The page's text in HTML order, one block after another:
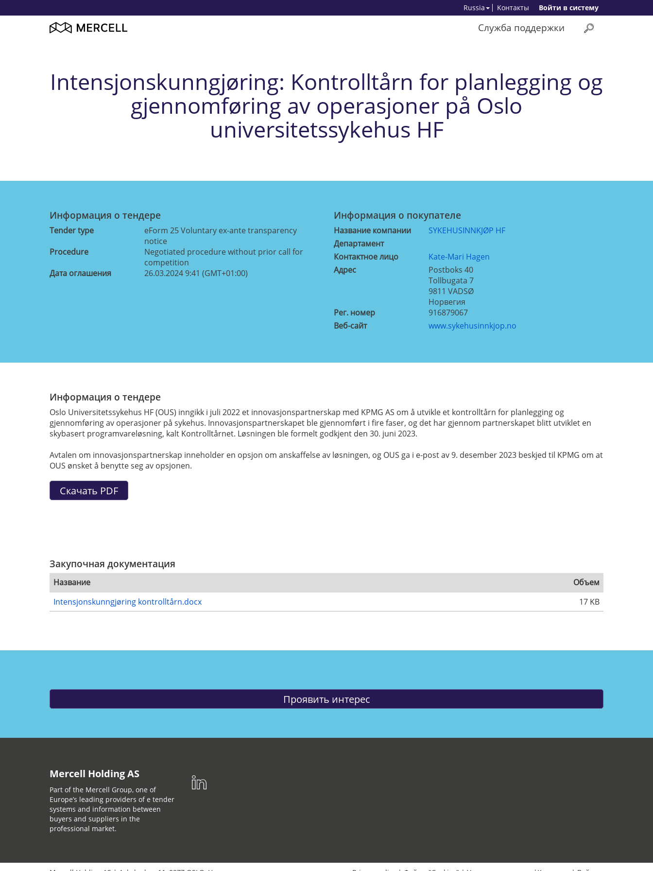
Bойти в систему
Kонтакты
Russia
Служба поддержки
Intensjonskunngjøring: Kontrolltårn for planlegging og
gjennomføring av operasjoner på Oslo
universitetssykehus HF
Информация о тендерe
Tender type
eForm 25 Voluntary ex-ante transparency
notice
Procedure
Negotiated procedure without prior call for
competition
Дата оглашения
26.03.2024 9:41 (GMT+01:00)
Информация о покупателе
Название компании
SYKEHUSINNKJØP HF
Департамент
Контактное лицо
Kate-Mari Hagen
Aдрес
Postboks 40
Tollbugata 7
9811 VADSØ
Норвегия
Рег. номер
916879067
Веб-сайт
www.sykehusinnkjop.no
Информация о тендере
Oslo Universitetssykehus HF (OUS) inngikk i juli 2022 et innovasjonspartnerskap med KPMG AS om å utvikle et kontrolltårn for planlegging og
gjennomføring av operasjoner på sykehus. Innovasjonspartnerskapet ble gjennomført i fire faser, og det har gjennom partnerskapet blitt utviklet en
skybasert programvareløsning, kalt Kontrolltårnet. Løsningen ble formelt godkjent den 30. juni 2023.
Avtalen om innovasjonspartnerskap inneholder en opsjon om anskaffelse av løsningen, og OUS ga i e-post av 9. desember 2023 beskjed til KPMG om at
OUS ønsket å benytte seg av opsjonen.
Закупочная документация
Название
Объем
Intensjonskunngjøring kontrolltårn.docx
17 KB
Mercell Holding AS
Part of the Mercell Group, one of
Europe’s leading providers of e tender
systems and information between
buyers and suppliers in the
professional market.